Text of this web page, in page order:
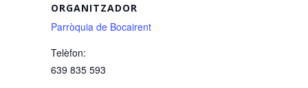
ORGANITZADOR
Parròquia de Bocairent
Telèfon:
639 835 593